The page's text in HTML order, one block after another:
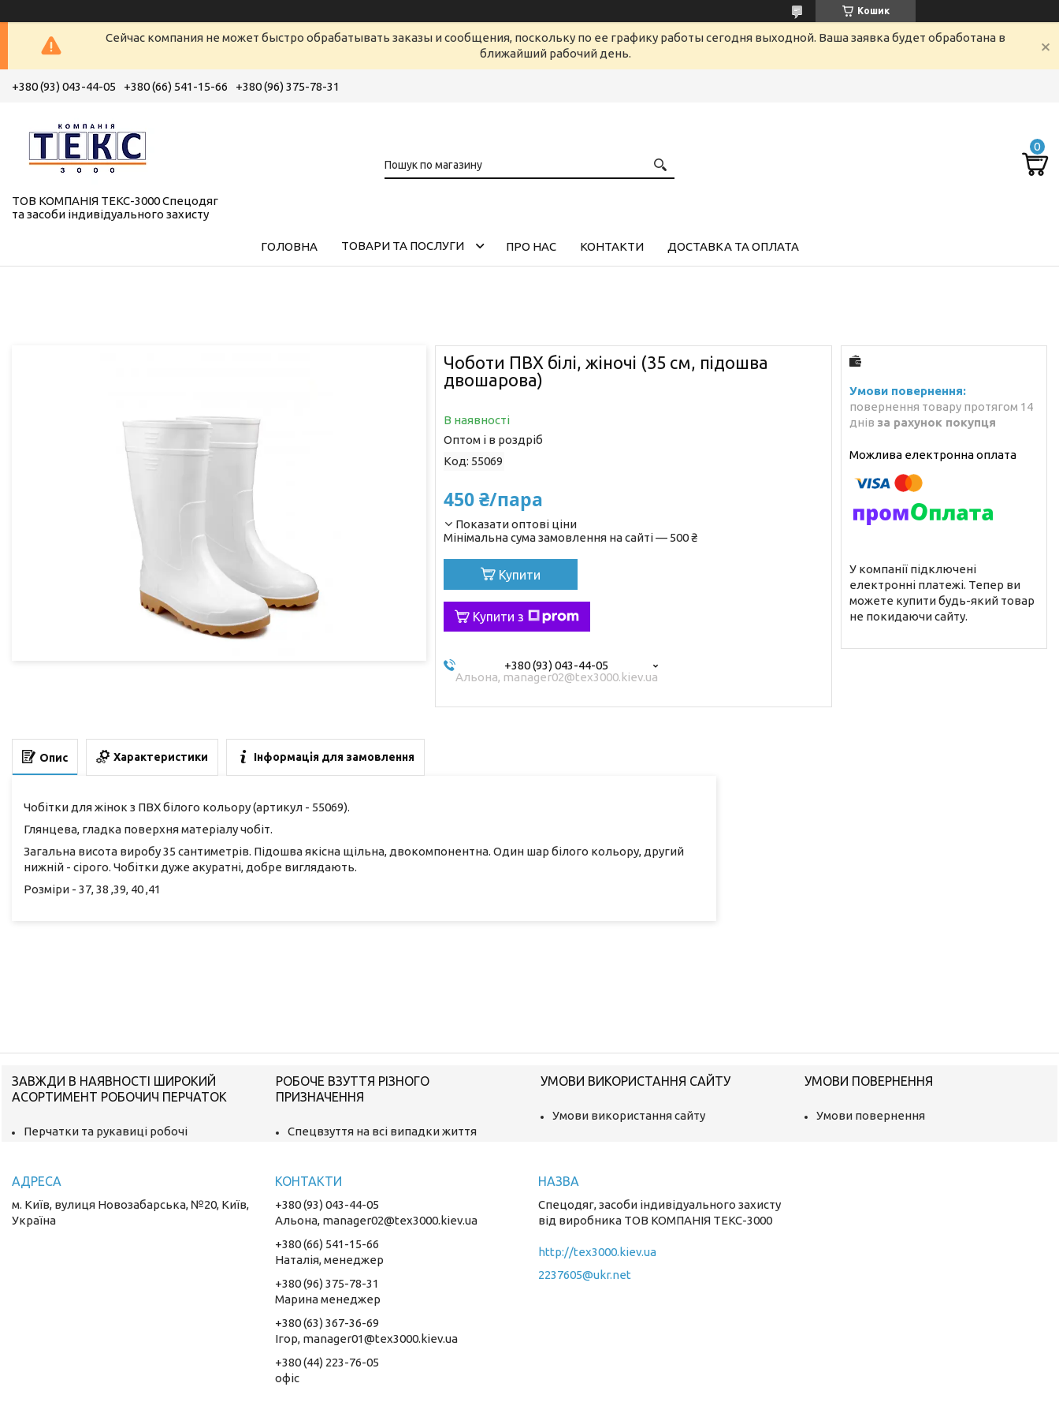
Кошик
Сейчас компания не может быстро обрабатывать заказы и сообщения, поскольку по ее графику работы сегодня выходной. Ваша заявка будет обработана в
ближайший рабочий день.
+380 (93) 043-44-05 +380 (66) 541-15-66 +380 (96) 375-78-31
ТОВ КОМПАНІЯ ТЕКС-3000 Спецодяг
та засоби індивідуального захисту
ГОЛОВНА ТОВАРИ ТА ПОСЛУГИ ПРО НАС КОНТАКТИ ДОСТАВКА ТА ОПЛАТА
Чоботи ПВХ білі, жіночі (35 см, підошва
двошарова)
В наявності
Оптом і в роздріб
Код: 55069
450 ₴/пара
Показати оптові ціни
Мінімальна сума замовлення на сайті — 500 ₴
Купити
Купити з
+380 (93) 043-44-05
Альона, manager02@tex3000.kiev.ua
повернення товару протягом 14
днів за рахунок покупця
У компанії підключені
електронні платежі. Тепер ви
можете купити будь-який товар
не покидаючи сайту.
Опис Характеристики Інформація для замовлення
Чобітки для жінок з ПВХ білого кольору (артикул - 55069).
Глянцева, гладка поверхня матеріалу чобіт.
Загальна висота виробу 35 сантиметрів. Підошва якісна щільна, двокомпонентна. Один шар білого кольору, другий
нижній - сірого. Чобітки дуже акуратні, добре виглядають.
Розміри - 37, 38 ,39, 40 ,41
ЗАВЖДИ В НАЯВНОСТІ ШИРОКИЙ
АСОРТИМЕНТ РОБОЧИЧ ПЕРЧАТОК
Перчатки та рукавиці робочі
РОБОЧЕ ВЗУТТЯ РІЗНОГО
ПРИЗНАЧЕННЯ
Спецвзуття на всі випадки життя
УМОВИ ВИКОРИСТАННЯ САЙТУ
Умови використання сайту
УМОВИ ПОВЕРНЕННЯ
Умови повернення
м. Київ, вулиця Новозабарська, №20, Київ,
Україна
+380 (93) 043-44-05
Альона, manager02@tex3000.kiev.ua
+380 (66) 541-15-66
Наталія, менеджер
+380 (96) 375-78-31
Марина менеджер
+380 (63) 367-36-69
Ігор, manager01@tex3000.kiev.ua
+380 (44) 223-76-05
oфіс
Спецодяг, засоби індивідуального захисту
від виробника ТОВ КОМПАНІЯ ТЕКС-3000
http://tex3000.kiev.ua
2237605@ukr.net